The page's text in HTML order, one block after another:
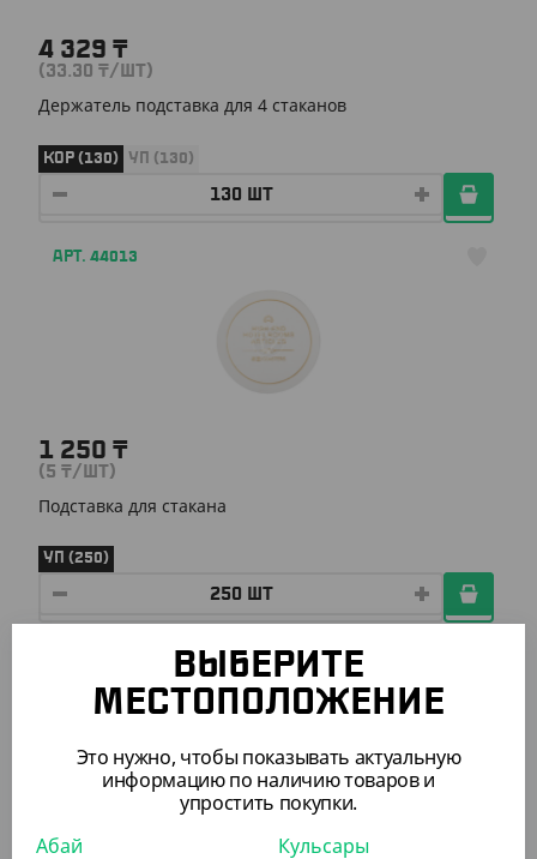
4 329 ₸
(33.30 ₸/ШТ)
Держатель подставка для 4 стаканов
КОР (130) УП (130)
АРТ. 44013
1 250 ₸
(5 ₸/ШТ)
Подставка для стакана
УП (250)
3 135
ВЫБЕРИТЕ
МЕСТОПОЛОЖЕНИЕ
Это нужно, чтобы показывать актуальную
информацию по наличию товаров и
упростить покупки.
Абай
Кульсары